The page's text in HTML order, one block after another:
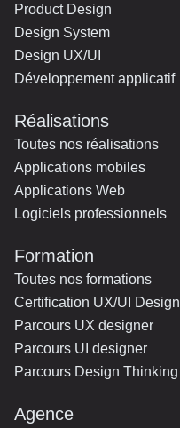
Product Design
Design System
Design UX/UI
Développement applicatif
Réalisations
Toutes nos réalisations
Applications mobiles
Applications Web
Logiciels professionnels
Formation
Toutes nos formations
Certification UX/UI Design
Parcours UX designer
Parcours UI designer
Parcours Design Thinking
Agence